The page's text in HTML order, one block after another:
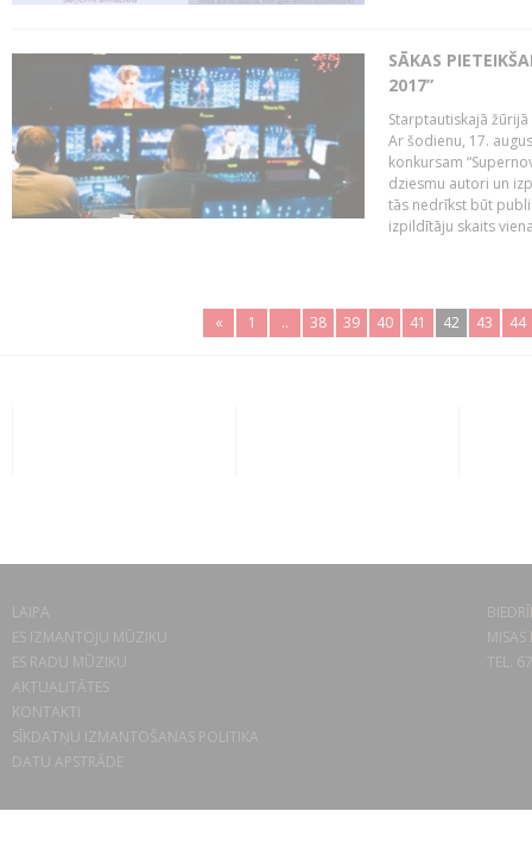
SĀKAS
2017”
Starptautiskajā
Ar šodienu, 17.
konkursam
dziesmu autori un
tās nedrīkst būt
izpildītāju skaits
« 1 .. 38 39 40 41 42 43 44
LAIPA
ES IZMANTOJU MŪZIKU
ES RADU MŪZIKU
AKTUALITĀTES
KONTAKTI
SĪKDATŅU IZMANTOŠANAS POLITIKA
DATU APSTRĀDE
TEL.